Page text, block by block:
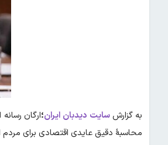
به گزارشسایت دیدبان ایران؛ارگان
محاسبهٔ دقیق عایدی اقتصادی برای مردم